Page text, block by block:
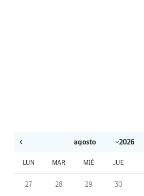
LUN MAR MIÉ JUE
27 28 29 30